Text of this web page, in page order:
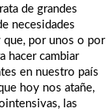
de grandes
necesidades
que, por unos o por
hacer cambiar
en nuestro país
hoy nos atañe,
las